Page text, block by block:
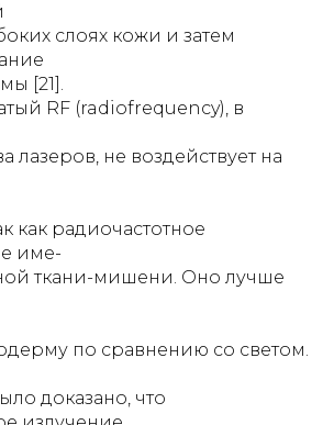
слоях кожи и затем
[21].
RF (radiofrequency), в
лазеров, не воздействует на
как радиочастотное
име-
ткани-мишени. Оно лучше
по сравнению со светом.
доказано, что